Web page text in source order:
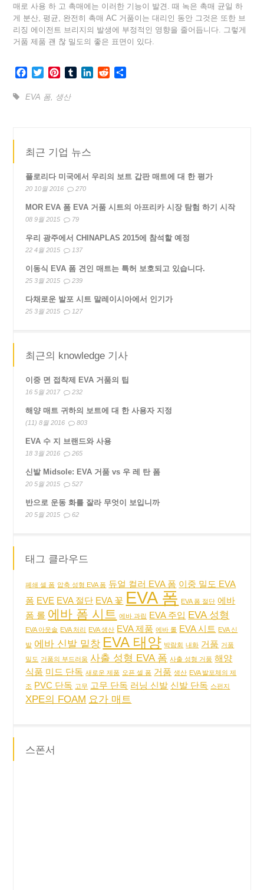
매로 사용 하 고 촉매에는 이러한 기능이 발견. 때 녹은 촉매 균일 하
게 분산, 평균, 완전히 촉매 AC 거품이는 대리인 동안 그것은 또한 브
리징 에이전트 브리지의 발생에 부정적인 영향을 줄어듭니다. 그렇게
거품 제품 괜 찮 밀도의 좋은 표면이 있다.
Facebook
TwitterPinterestTumblrLinkedInReddit
EVA 폼, 생산
최근 기업 뉴스
플로리다 미국에서 우리의 보트 갑판 매트에 대 한 평가
20 10월 2016 270
MOR EVA 폼 EVA 거품 시트의 아프리카 시장 탐험 하기 시작
08 9월 2015 79
우리 광주에서 CHINAPLAS 2015에 참석할 예정
22 4월 2015 137
이동식 EVA 폼 견인 매트는 특허 보호되고 있습니다.
25 3월 2015 239
다채로운 발포 시트 말레이시아에서 인기가
25 3월 2015 127
최근의 knowledge 기사
이중 면 접착제 EVA 거품의 팁
16 5월 2017 232
해양 매트 귀하의 보트에 대 한 사용자 지정
(11) 8월 2016 803
EVA 수 지 브랜드와 사용
18 3월 2016 265
신발 Midsole: EVA 거품 vs 우 레 탄 폼
20 5월 2015 527
반으로 운동 화를 잘라 무엇이 보입니까
20 5월 2015 62
태그 클라우드
폐쇄 셀 폼 압축 성형 EVA 폼 듀얼 컬러 EVA 폼 이중 밀도 EVA
폼 EVE EVA 절단 EVA 꽃 EVA 폼 EVA 폼 절단 에바
폼 롤 에바 폼 시트 에바 과립 EVA 주입 EVA 성형
EVA 아웃솔 EVA 처리 EVA 생산 EVA 제품 에바 롤 EVA 시트 EVA 신
발 에바 신발 밑창 EVA 태양 박람회 내화 거품 거품
밀도 거품의 부드러움 사출 성형 EVA 폼 사출 성형 거품 해양
식품 미드 단독 새로운 제품 오픈 셀 폼 거품 생산 EVA 발포체의 제
조 PVC 단독 고무 고무 단독 러닝 신발 신발 단독 스펀지
XPE의 FOAM 요가 매트
스폰서